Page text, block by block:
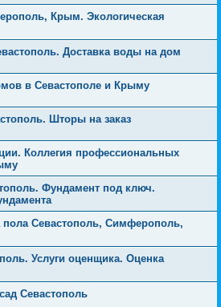
Крым. Экологическая
Доставка воды на дом
в Севастополе и Крыму
Шторы на заказ
Коллегия профессиональных
Фундамент под ключ.
пола Севастополь, Симферополь,
Услуги оценщика. Оценка
Севастополь